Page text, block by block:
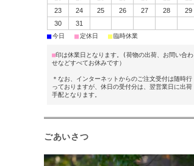
23
24 25 26 27 28
29
30
31
■今日 ■定休日 ■臨時休業
■印は休業日となります。(荷物の出荷、お問い合わ
せなどすべてお休みです）
＊なお、インターネットからのご注文受付は随時行
っておりますが、休日の受付分は、翌営業日に出荷
手配となります。
ごあいさつ